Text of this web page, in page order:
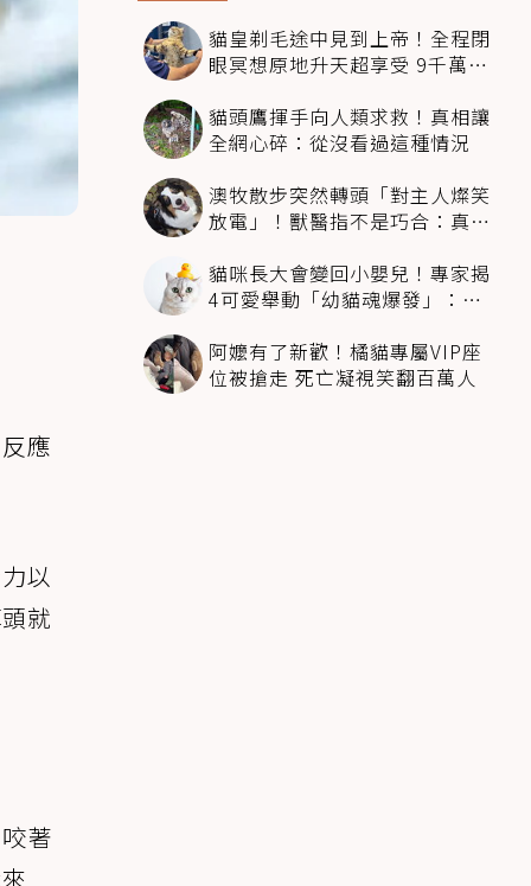
應
以
就
著
貓皇剃毛途中見到上帝！全程閉
眼冥想原地升天超享受 9千萬人
貓頭鷹揮手向人類求救！真相讓
全網心碎：從沒看過這種情況
澳牧散步突然轉頭「對主人燦笑
放電」！獸醫指不是巧合：真相
貓咪長大會變回小嬰兒！專家揭
4可愛舉動「幼貓魂爆發」：本
阿嬤有了新歡！橘貓專屬VIP座
位被搶走 死亡凝視笑翻百萬人